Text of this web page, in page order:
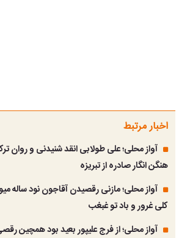
اخبار مرتبط
آواز محلی؛ علی طولابی انقد شنیدنی و روان
هنگن انگار صادره از تبریزه
آواز محلی؛ مازنی رقصیدن آقاجون نود ساله
کلی غرور و باد تو غبغب
آواز محلی؛ از فرج علیپور بعید بود همچین